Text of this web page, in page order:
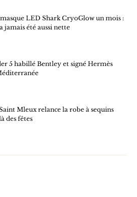
masque LED Shark CryoGlow un mois :
jamais été aussi nette
5 habillé Bentley et signé Hermès
Mleux relance la robe à sequins
des fêtes